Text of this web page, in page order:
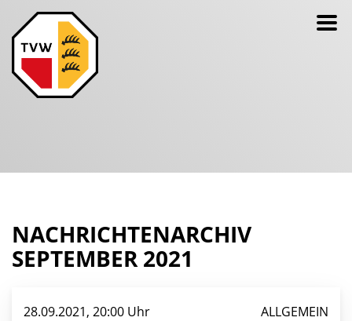
NACHRICHTENARCHIV
SEPTEMBER 2021
28.09.2021, 20:00 Uhr ALLGEMEIN